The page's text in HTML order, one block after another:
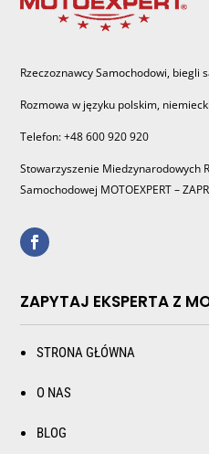
Rzeczoznawcy Samochodowi, biegli
Rozmowa w języku polskim,
Telefon: +48 600 920 920
Stowarzyszenie Miedzynarodowych
Samochodowej MOTOEXPERT –
ZAPYTAJ EKSPERTA Z
STRONA GŁÓWNA
O NAS
BLOG